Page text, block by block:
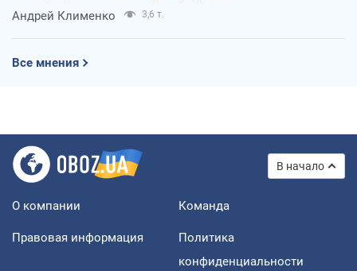
Андрей Клименко 3,6 т.
Все мнения
В начало
О компании Команда
Правовая информация
Политика
конфиденциальности